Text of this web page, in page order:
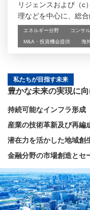
リジェンスおよび（c
理などを中心に、総
エネルギー分野
コンサ
M&A・投資機会提供
海
私たちが目指す未来
豊かな未来の実現に
持続可能なインフラ形成
産業の技術革新及び再編
潜在力を活かした地域創
金融分野の市場創造とセ